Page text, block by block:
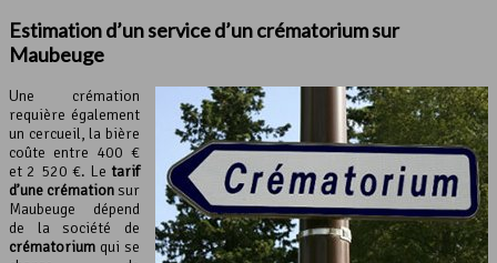
Estimation d’un service d’uncrématoriumsur
Maubeuge
Une crémation
requière également
un cercueil, la bière
coûte entre 400 €
et 2 520 €. Le tarif
d’une crémation sur
Maubeuge dépend
de la société de
crématorium qui se